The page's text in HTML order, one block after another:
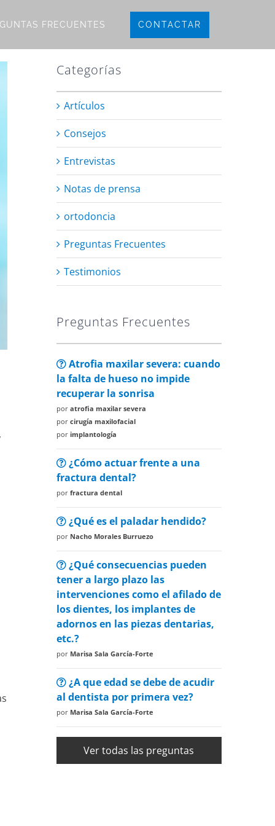
FRECUENTES CONTACTAR
Categorías
Artículos
Consejos
Entrevistas
Notas de prensa
ortodoncia
Preguntas Frecuentes
Testimonios
Preguntas Frecuentes
Atrofia maxilar severa: cuando
la falta de hueso no impide
recuperar la sonrisa
por atrofia maxilar severa
por cirugía maxilofacial
por implantología
¿Cómo actuar frente a una
fractura dental?
por fractura dental
¿Qué es el paladar hendido?
por Nacho Morales Burruezo
¿Qué consecuencias pueden
tener a largo plazo las
intervenciones como el afilado de
los dientes, los implantes de
adornos en las piezas dentarias,
etc.?
por Marisa Sala García-Forte
¿A que edad se debe de acudir
al dentista por primera vez?
por Marisa Sala García-Forte
Ver todas las preguntas